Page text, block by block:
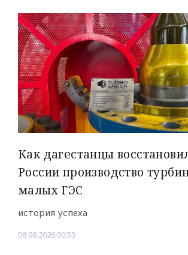
Как дагестанцы
России производство
малых ГЭС
история успеха
08.08.2026 00:53